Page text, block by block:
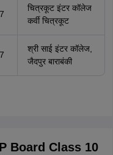
चित्रकूट इंटर कॉलेज
कर्वी चित्रकूट
श्री साई इंटर कॉलेज,
जैदपुर बाराबंकी
Board Class 10